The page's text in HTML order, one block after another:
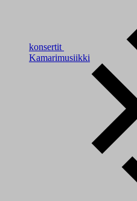
konsertit
Kamarimusiikki